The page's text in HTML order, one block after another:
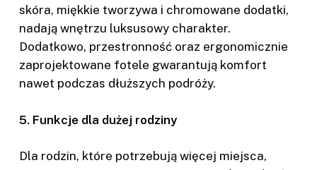
skóra, miękkie tworzywa i chromowane dodatki,
nadają wnętrzu luksusowy charakter.
Dodatkowo, przestronność oraz ergonomicznie
zaprojektowane fotele gwarantują komfort
nawet podczas dłuższych podróży.
5. Funkcje dla dużej rodziny
Dla rodzin, które potrzebują więcej miejsca,